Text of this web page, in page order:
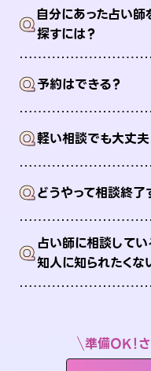
Q自分にあった占い師
探すには？
Q予約はできる？
Q軽い相談でも大丈夫
Qどうやって相談終了
Q占い師に相談してい
知人に知られたくな
準備OK！